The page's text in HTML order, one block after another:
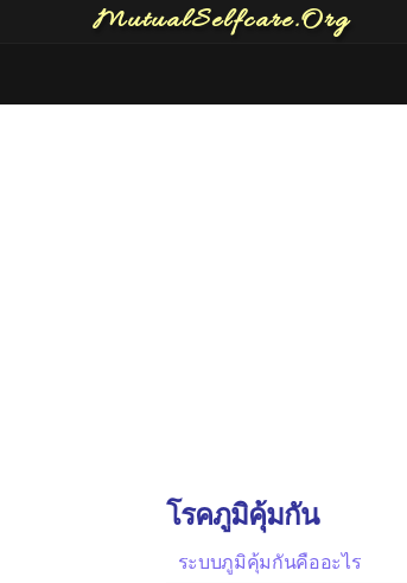
MutualSelfcare.Org
โรคภูมิคุ้มกัน
ระบบภูมิคุ้มกันคืออะไร